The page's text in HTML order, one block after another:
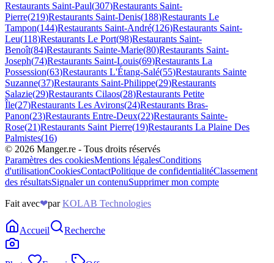
Restaurants Saint-Paul(307)Restaurants Saint-
Pierre(219)Restaurants Saint-Denis(188)Restaurants Le
Tampon(144)Restaurants Saint-André(126)Restaurants Saint-
Leu(118)Restaurants Le Port(98)Restaurants Saint-
Benoît(84)Restaurants Sainte-Marie(80)Restaurants Saint-
Joseph(74)Restaurants Saint-Louis(69)Restaurants La
Possession(63)Restaurants L'Étang-Salé(55)Restaurants Sainte
Suzanne(37)Restaurants Saint-Philippe(29)Restaurants
Salazie(29)Restaurants Cilaos(28)Restaurants Petite
Île(27)Restaurants Les Avirons(24)Restaurants Bras-
Panon(23)Restaurants Entre-Deux(22)Restaurants Sainte-
Rose(21)Restaurants Saint Pierre(19)Restaurants La Plaine Des
Palmistes(16)
© 2026 Manger.re - Tous droits réservés
Paramètres des cookiesMentions légalesConditions
d'utilisationCookiesContactPolitique de confidentialitéClassement
des résultatsSignaler un contenuSupprimer mon compte
Fait avec❤par KOLAB Technologies
Accueil Recherche